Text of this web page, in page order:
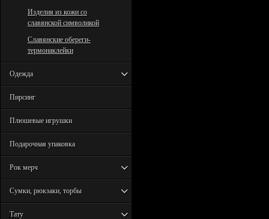
Изделия из кожи со
славянской символикой
Славянские обереги-
термонаклейки
Одежда
Пирсинг
Плюшевые игрушки
Подарочная упаковка
Рок мерч
Сумки, рюкзаки, торбы
Тату